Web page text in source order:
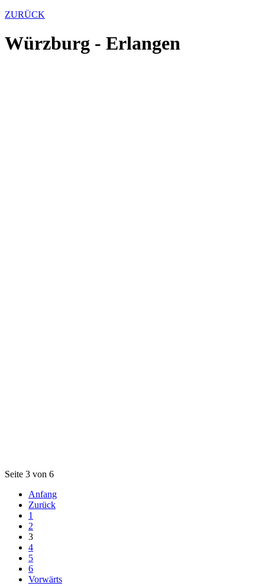
ZURÜCK
Würzburg - Erlangen
Seite 3 von 6
Anfang
Zurück
1
2
3
4
5
6
Vorwärts